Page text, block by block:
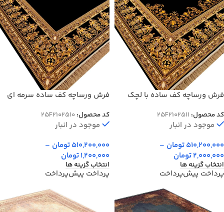
فرش ورساچه کف ساده با لچک
2102511
کد محصول: 25F2102511
موجود در انبار
510,200,000تومان –
2,000,000تومان
انتخاب گزینه ها
پرداخت پیش‌پرداخت
فرش ورساچه کف ساده سرمه ای
2510
کد محصول:25F2102510
موجود در انبار
510,200,000تومان –
1,200,000تومان
انتخاب گزینه ها
پرداخت پیش‌پرداخت